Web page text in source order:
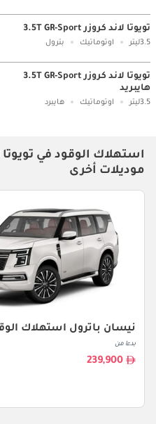
تويوتا لاند كروزر 3.5T GR-Sport
3.5ليتر اوتوماتيك بترول
تويوتا لاند كروزر 3.5T GR-Sport
هايبريد
3.5ليتر اوتوماتيك هايبرد
استهلاك الوقود في تويوتا
موديلات أخرى
نيسان باترول استهلاك
بدءا من
239,900